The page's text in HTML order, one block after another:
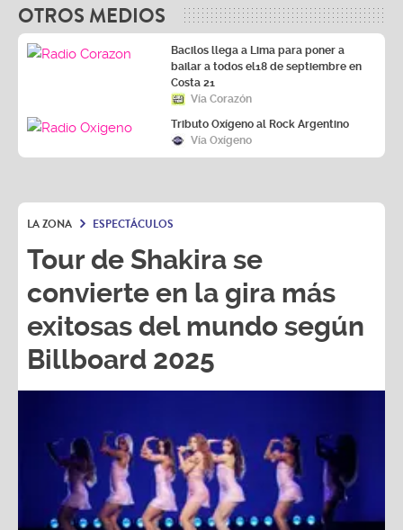
OTROS MEDIOS
Bacilos llega a Lima para poner a
bailar a todos el18 de septiembre en
Costa 21
Vía Corazón
Tributo Oxígeno al Rock Argentino
Vía Oxígeno
LA ZONA ESPECTÁCULOS
Tour de Shakira se
convierte en la gira más
exitosas del mundo según
Billboard 2025